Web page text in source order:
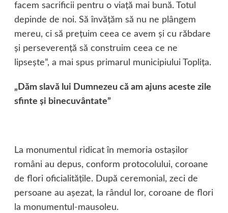
facem sacrificii pentru o viaţă mai bună. Totul
depinde de noi. Să învăţăm să nu ne plângem
mereu, ci să preţuim ceea ce avem şi cu răbdare
şi perseverenţă să construim ceea ce ne
lipseşte”, a mai spus primarul municipiului Topliţa.
„Dăm slavă lui Dumnezeu că am ajuns aceste zile
sfinte şi binecuvântate”
La monumentul ridicat în memoria ostaşilor
români au depus, conform protocolului, coroane
de flori oficialităţile. După ceremonial, zeci de
persoane au aşezat, la rândul lor, coroane de flori
la monumentul-mausoleu.